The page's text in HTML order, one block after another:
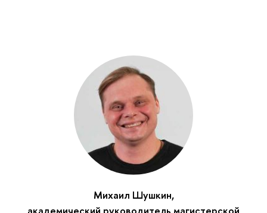
Михаил Шушкин,
академический руководитель магистерской